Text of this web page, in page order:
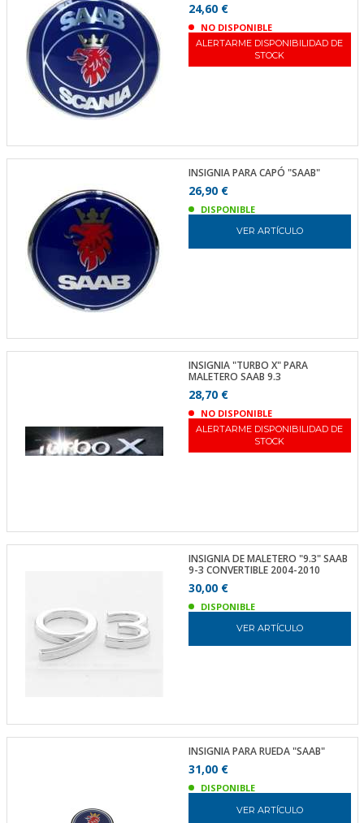
24,60 €
NO DISPONIBLE
ALERTARME DISPONIBILIDAD DE
STOCK
INSIGNIA PARA CAPÓ "SAAB"
26,90 €
DISPONIBLE
VER ARTÍCULO
INSIGNIA "TURBO X" PARA
MALETERO SAAB 9.3
28,70 €
NO DISPONIBLE
ALERTARME DISPONIBILIDAD DE
STOCK
INSIGNIA DE MALETERO "9.3" SAAB
9-3 CONVERTIBLE 2004-2010
30,00 €
DISPONIBLE
VER ARTÍCULO
INSIGNIA PARA RUEDA "SAAB"
31,00 €
DISPONIBLE
VER ARTÍCULO